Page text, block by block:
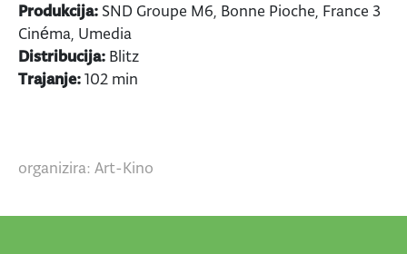
Produkcija: SND Groupe M6, Bonne Pioche, France 3
Cinéma, Umedia
Distribucija: Blitz
Trajanje:102 min
organizira: Art-Kino